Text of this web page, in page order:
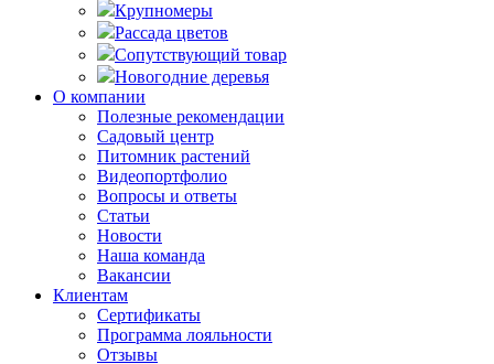
Крупномеры
Рассада цветов
Сопутствующий товар
Новогодние деревья
О компании
Полезные рекомендации
Садовый центр
Питомник растений
Видеопортфолио
Вопросы и ответы
Статьи
Новости
Наша команда
Вакансии
Клиентам
Сертификаты
Программа лояльности
Отзывы